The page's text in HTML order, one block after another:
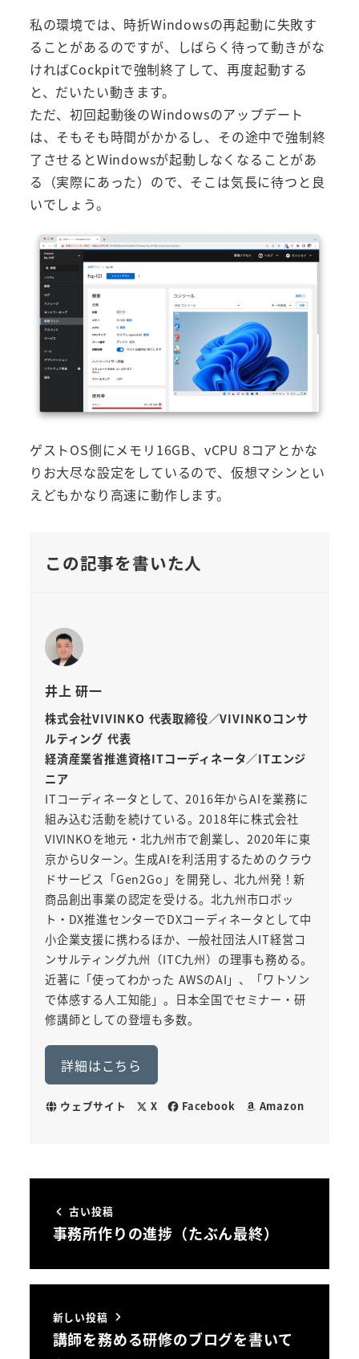
私の環境では、時折Windowsの再起動に失敗す
ることがあるのですが、しばらく待って動きがな
ければCockpitで強制終了して、再度起動する
と、だいたい動きます。
ただ、初回起動後のWindowsのアップデート
は、そもそも時間がかかるし、その途中で強制終
了させるとWindowsが起動しなくなることがあ
る（実際にあった）ので、そこは気長に待つと良
いでしょう。
ゲストOS側にメモリ16GB、vCPU 8コアとかな
りお大尽な設定をしているので、仮想マシンとい
えどもかなり高速に動作します。
この記事を書いた人
井上 研一
株式会社VIVINKO 代表取締役／VIVINKOコンサ
ルティング 代表
経済産業省推進資格ITコーディネータ／ITエンジ
ニア
ITコーディネータとして、2016年からAIを業務に
組み込む活動を続けている。2018年に株式会社
VIVINKOを地元・北九州市で創業し、2020年に東
京からUターン。生成AIを利活用するためのクラウ
ドサービス「Gen2Go」を開発し、北九州発！新
商品創出事業の認定を受ける。北九州市ロボッ
ト・DX推進センターでDXコーディネータとして中
小企業支援に携わるほか、一般社団法人IT経営コ
ンサルティング九州（ITC九州）の理事も務める。
近著に「使ってわかった AWSのAI」、「ワトソン
で体感する人工知能」。日本全国でセミナー・研
修講師としての登壇も多数。
詳細はこちら
ウェブサイト X Facebook Amazon
古い投稿
事務所作りの進捗（たぶん最終）
新しい投稿
講師を務める研修のブログを書いて